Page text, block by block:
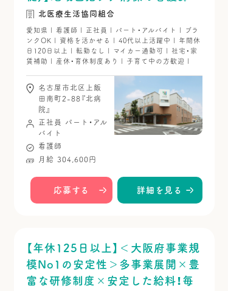
北医療生活協同組合
愛知県 | 看護師 | 正社員 | パート・アルバイト | ブラ
ンクOK | 資格を活かせる | 40代以上活躍中 | 年間休
日120日以上 | 転勤なし | マイカー通勤可 | 社宅・家
賃補助 | 産休・育休制度あり | 子育て中の方歓迎 |
名古屋市北区上飯
田南町2-88『北病
院』
正社員
パート・アル
バイト
看護師
月給 304,600円
応募する 詳細を見る
【年休125日以上】＜大阪府事業規
模No1の安定性＞多事業展開×豊
富な研修制度×安定した給料！毎